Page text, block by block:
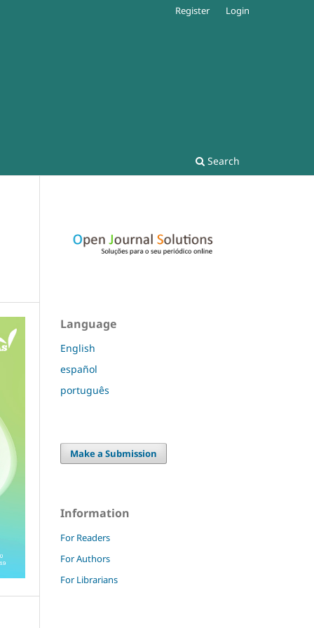
Search
Register Login
Language
English
español
português
Make a Submission
Information
For Readers
For Authors
For Librarians